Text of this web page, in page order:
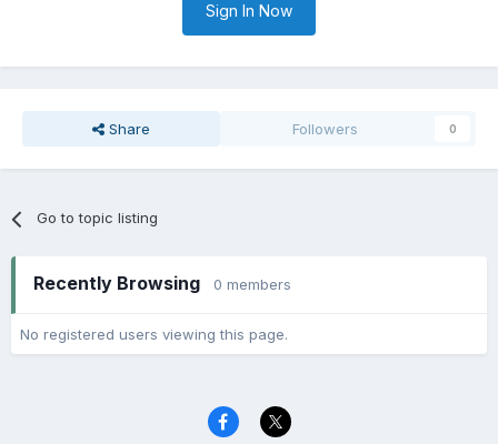
Sign In Now
Share Followers 0
Go to topic listing
Recently Browsing 0 members
No registered users viewing this page.